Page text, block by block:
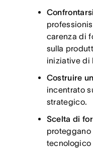
carenza di
sulla
iniziative di
Costruire
incentrato
strategico.
Scelta di
tecnologico